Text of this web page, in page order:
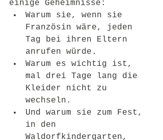
einige Geheimnisse:
Warum sie, wenn sie
Französin wäre, jeden
Tag bei ihren Eltern
anrufen würde.
Warum es wichtig ist,
mal drei Tage lang die
Kleider nicht zu
wechseln.
Und warum sie zum Fest,
in den
Waldorfkindergarten,